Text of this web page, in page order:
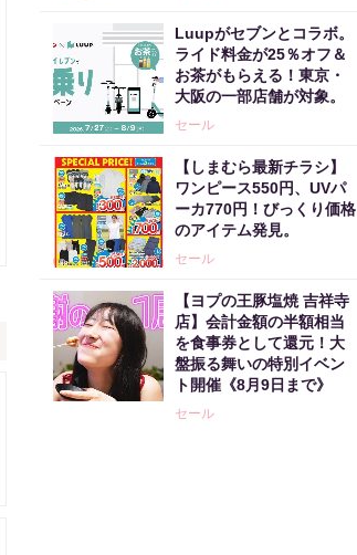
Luupがセブンとコラボ。
ライド料金が25％オフ＆
お茶がもらえる！東京・
大阪の一部店舗が対象。
セール
【しまむら最新チラシ】
ワンピース550円、UVパ
ーカ770円！びっくり価格
のアイテム発見。
セール
【ヨプの王豚塩焼 吉祥寺
店】会計金額の半額相当
を食事券として還元！大
盤振る舞いの特別イベン
ト開催《8月9日まで》
セール